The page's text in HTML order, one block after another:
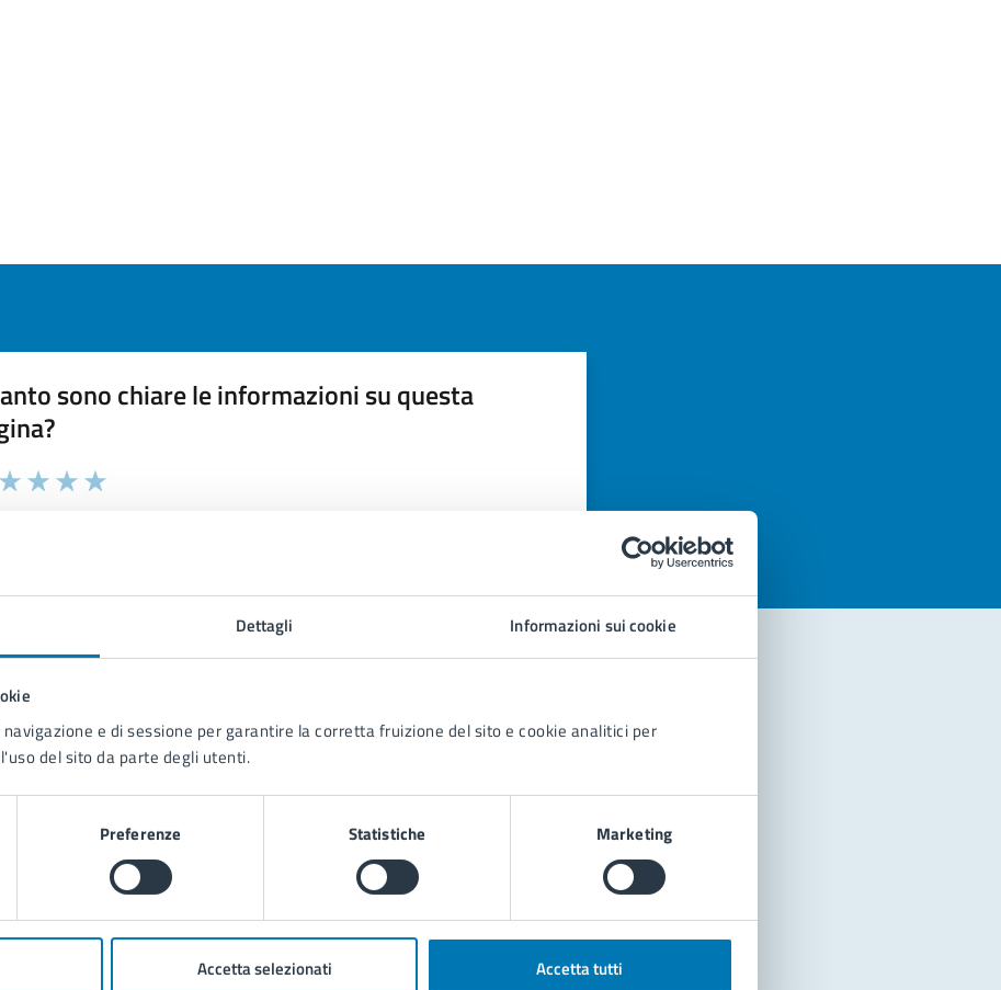
Dettagli Informazioni sui cookie
e di sessione per garantire la corretta fruizione del sito e cookie analitici per
del sito da parte degli utenti.
Preferenze Statistiche Marketing
Accetta selezionati Accetta tutti
sono chiare le informazioni su questa
la chiarezza delle informazioni (da 1 a 5 stelle)
il numero di stelle per valutare la chiarezza delle informazioni
il comune
Leggi le domande frequenti
Richiedi assistenza
Prenota appuntamento
Problemi in città
Segnala disservizio